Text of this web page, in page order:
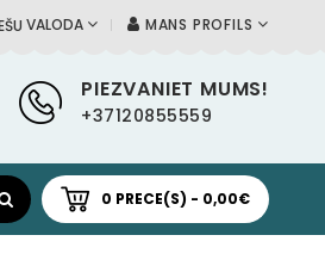
MANS PROFILS
VALODA
PIEZVANIET MUMS!
+37120855559
0 PRECE(S) - 0,00€